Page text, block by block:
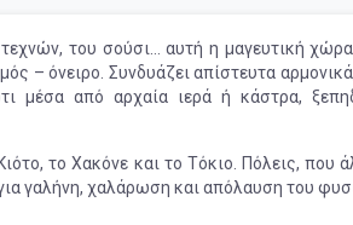
του σούσι… αυτή η μαγευτική
– όνειρο. Συνδυάζει απίστευτα
μέσα από αρχαία ιερά ή κάστρα,
το Χακόνε και το Τόκιο. Πόλεις, που
γαλήνη, χαλάρωση και απόλαυση του